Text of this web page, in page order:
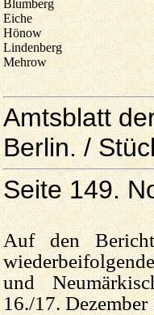
Blumberg
Eiche
Hönow
Lindenberg
Mehrow
Amtsblatt
Berlin. /
Seite 149.
Auf den
und
16./17.